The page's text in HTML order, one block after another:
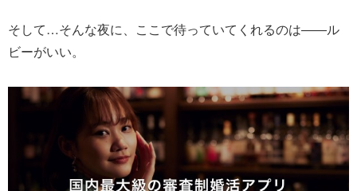
そして…そんな夜に、ここで待っていてくれるのは――ル
ビーがいい。